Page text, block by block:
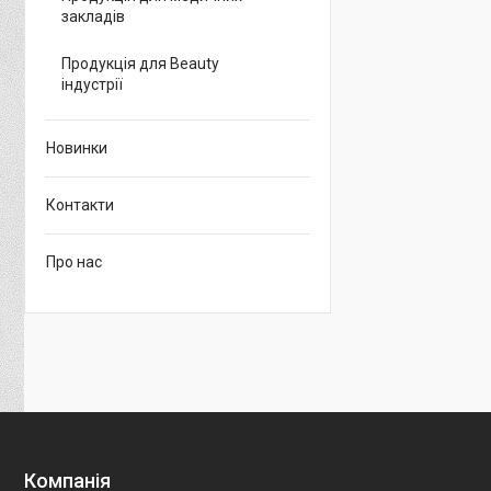
закладів
Продукція для Beauty
індустрії
Новинки
Контакти
Про нас
Компанія